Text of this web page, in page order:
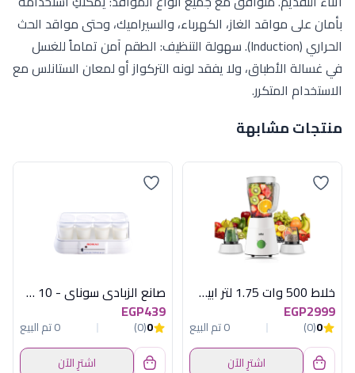
بأمان على مواقد الغاز، الكهرباء، والسيراميك، وحتى مواقد الحث
الحراري (Induction). سهولة التنظيف: الطقم آمن تماماً للغسل
في غسالة الأطباق، ولا يفقد لونه التركواز أو لمعان الستانلس مع
الاستخدام المتكرر.
منتجات مشابهة
خلاط 500 وات 1.75 لتر ابيض براون
EGP2999
0
(0)
0 تم البيع
اشترِ الآن
صانع الزبادي سوناي - 10 وات، 8 اكواب - MAR-1008
EGP439
0
(0)
0 تم البيع
اشترِ الآن